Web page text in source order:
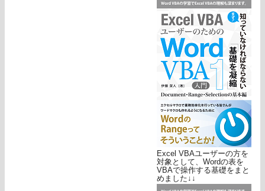
Excel VBAユーザーの方を
対象として、Wordの表を
VBAで操作する基礎をまと
めました↓↓